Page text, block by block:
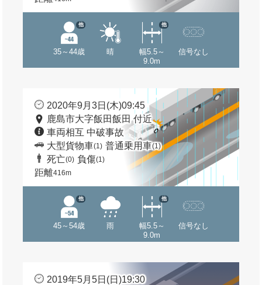
35～44歳
他
晴
幅5.5～
9.0m
他
信号なし
2020年9月3日(木)09:45
鹿島市大字飯田飯田 付近
車両相互 中破事故
大型貨物車(1) 普通乗用車(1)
死亡(0) 負傷(1)
距離416m
45～54歳
他
雨
幅5.5～
9.0m
他
信号なし
2019年5月5日(日)19:30